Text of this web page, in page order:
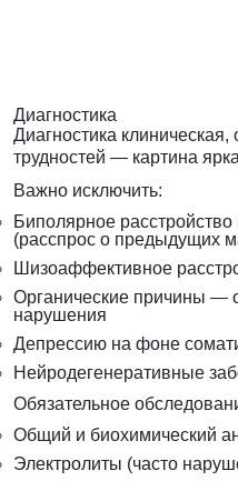
Диагностика
Диагностика
трудностей — картина
Важно исключить:
Биполярное
(расспрос о предыдущих
Шизоаффективное
Органические причины —
нарушения
Депрессию на фоне
Нейродегенеративные
Обязательное
Общий и биохимический
Электролиты (часто